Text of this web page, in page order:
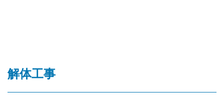
解体工事